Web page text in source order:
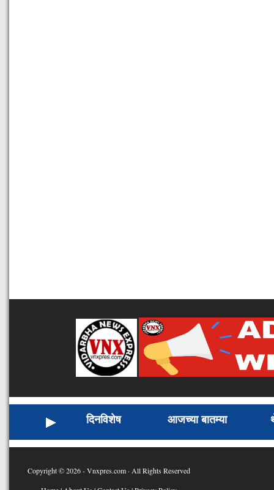
दिनविशेष आजच्या बातम्या
Copyright © 2026 - Vnxpres.com · All Rights Reserved